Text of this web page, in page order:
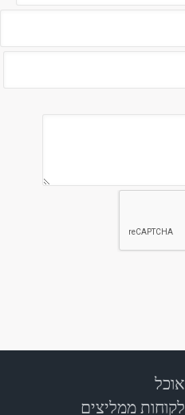
אוכל
לקוחות ממליצים